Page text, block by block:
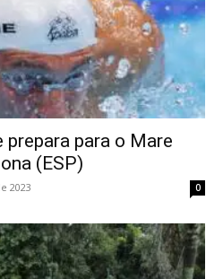
prepara para o Mare
(ESP)
2023 0